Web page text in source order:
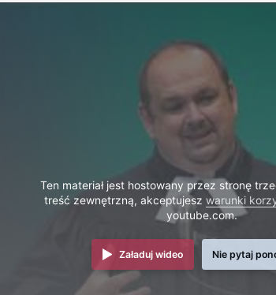
Ten materiał jest hostowany przez stronę
treść zewnętrzną, akceptujesz warunki
youtube.com.
Załaduj wideo Nie pytaj